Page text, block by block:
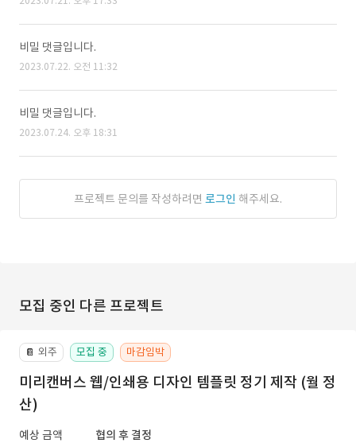
비밀 댓글입니다.
2023.07.22. 오전 11:32
비밀 댓글입니다.
2023.07.24. 오후 18:31
프로젝트 문의를 작성하려면 로그인 해주세요.
모집 중인 다른 프로젝트
📔 외주 모집 중 마감임박
미리캔버스 웹/인쇄용 디자인 템플릿 정기 제작 (월 정
산)
예상 금액
협의 후 결정